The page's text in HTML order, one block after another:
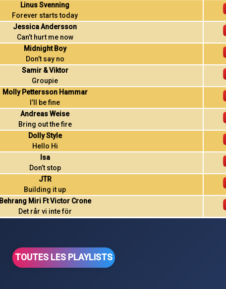
Linus Svenning
Forever starts today
Jessica Andersson
Can’t hurt me now
Midnight Boy
Don’t say no
Samir & Viktor
Groupie
Molly Pettersson Hammar
I’ll be fine
Andreas Weise
Bring out the fire
Dolly Style
Hello Hi
Isa
Don’t stop
JTR
Building it up
Behrang Miri Ft Victor Crone
Det rår vi inte för
TOUTES LES PLAYLISTS